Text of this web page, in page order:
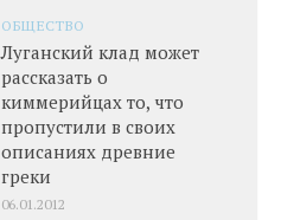
ОБЩЕСТВО
Луганский клад может
рассказать о
киммерийцах то, что
пропустили в своих
описаниях древние
греки
06.01.2012